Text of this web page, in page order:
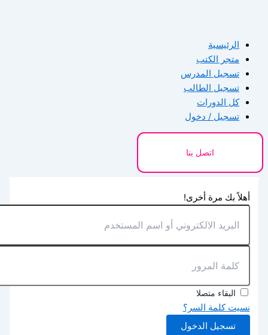
الرئيسية
متجر الكتب
تسجيل المدرس
تسجيل الطالب
كل الدورات
تسجيل / دخول
اتصل بنا
أهلاً بك مرة أخرى!
البقاء متصلا
نسيت كلمة السر؟
تسجيل الدخول